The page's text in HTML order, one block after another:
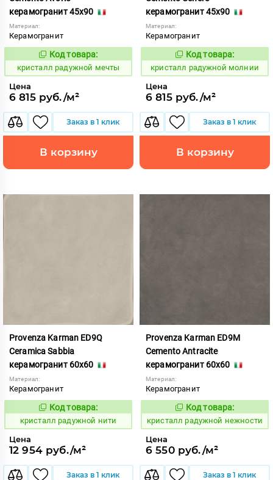
керамогранит 45x90
Материал:
Керамогранит
822051
Код товара:
кристалл радужной мечты
Цена
6 815 руб./м²
Заказ в 1 клик
В корзину
керамогранит 45x90
Материал:
Керамогранит
822053
Код товара:
кристалл радужной молнии
Цена
6 815 руб./м²
Заказ в 1 клик
В корзину
Provenza Karman ED9Q
Ceramica Sabbia
керамогранит 60x60
Материал:
Керамогранит
822060
Код товара:
кристалл радужной нити
Цена
12 954 руб./м²
Заказ в 1 клик
Provenza Karman ED9M
Cemento Antracite
керамогранит 60x60
Материал:
Керамогранит
822058
Код товара:
кристалл радужной нежности
Цена
6 550 руб./м²
Заказ в 1 клик